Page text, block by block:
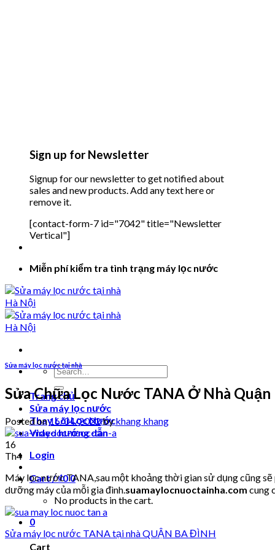
Sign up for Newsletter
Signup for our newsletter to get notified about
sales and new products. Add any text here or
remove it.
[contact-form-7 id="7042" title="Newsletter
Vertical"]
Miễn phí kiểm tra tình trạng máy lọc nước
Search
for:
Trang chủ
Sửa máy lọc nước
Thay Lõi Lọc Nước
Video hướng dẫn
Login
Cart /₫00
No products in the cart.
0
Cart
Sửa máy lọc nước tại nhà
Sửa Chữa Lọc Nước TANA Ở Nhà
Posted on16/04/2022bykhang khang
16
Th4
Máy lọc nước TANA,sau một khoảng thời gian sử dụng cũng
dưỡng máy của mỗi gia đình.suamaylocnuoctainha.com cung
Sửa máy lọc nước TANA tại nhà QUẬN BA ĐÌNH